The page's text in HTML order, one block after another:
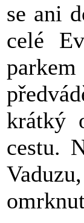
se ani
celé
krátký
cestu.